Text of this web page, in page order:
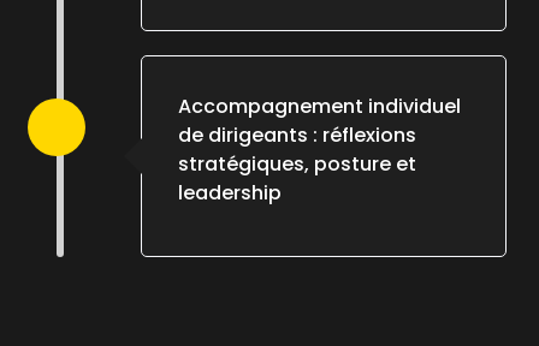
Accompagnement individuel
de dirigeants : réflexions
stratégiques, posture et
leadership